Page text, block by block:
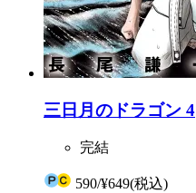
三日月のドラゴン 4
完結
590/¥649(税込)